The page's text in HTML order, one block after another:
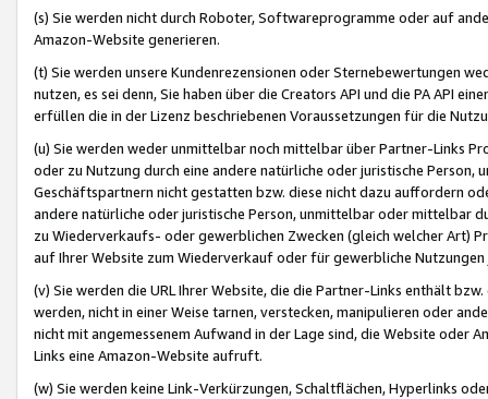
(s) Sie werden nicht durch Roboter, Softwareprogramme oder auf
Amazon-Website generieren.
(t) Sie werden unsere Kundenrezensionen oder Sternebewertungen
nutzen, es sei denn, Sie haben über die Creators API und die PA API
erfüllen die in der Lizenz beschriebenen Voraussetzungen für die
(u) Sie werden weder unmittelbar noch mittelbar über Partner-Links
oder zu Nutzung durch eine andere natürliche oder juristische
Geschäftspartnern nicht gestatten bzw. diese nicht dazu auffordern
andere natürliche oder juristische Person, unmittelbar oder mittelbar
zu Wiederverkaufs- oder gewerblichen Zwecken (gleich welcher Art)
auf Ihrer Website zum Wiederverkauf oder für gewerbliche
(v) Sie werden die URL Ihrer Website, die die Partner-Links enthält
werden, nicht in einer Weise tarnen, verstecken, manipulieren oder
nicht mit angemessenem Aufwand in der Lage sind, die Website oder
Links eine Amazon-Website aufruft.
(w) Sie werden keine Link-Verkürzungen, Schaltflächen, Hyperlinks